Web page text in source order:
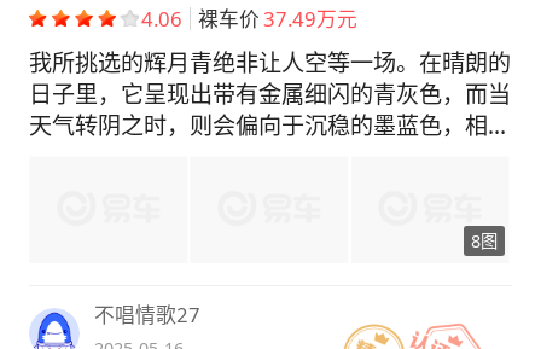
4.06 裸车价37.49万元
我所挑选的辉月青绝非让人空等一场。在晴朗的
日子里，它呈现出带有金属细闪的青灰色，而当
天气转阴之时，则会偏向于沉稳的墨蓝色，相较
浮夸。其前脸设计颇为独特，采用了扶摇直上格
栅，并且搭配贯穿式的LED灯，每当解锁之际，
仪式感瞬间便能将人俘获。 我果断选择了紫米
8图
不唱情歌27